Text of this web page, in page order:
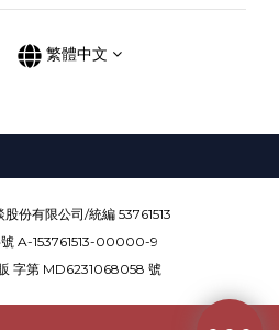
繁體中文
份有限公司/統編 53761513
A-153761513-00000-9
字第 MD6231068058 號